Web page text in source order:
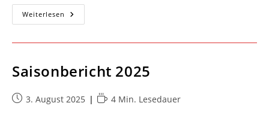
Weiterlesen Einladung
Außerordentliche
Saisonbericht 2025
Beitrag3. August 2025 Lesedauer:
4 Min. Lesedauer